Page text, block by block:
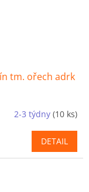
tm. ořech adrk
2-3 týdny (10 ks)
DETAIL